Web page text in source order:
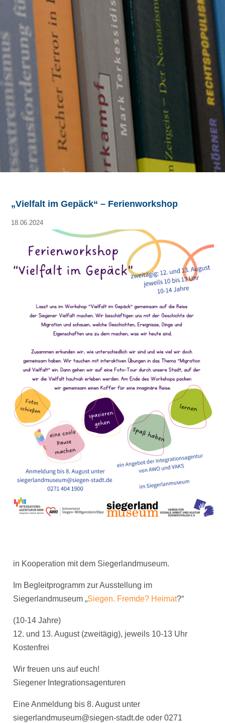
„Vielfalt im Gepäck“ – Ferienworkshop
18.06.2024
in Kooperation mit dem Siegerlandmuseum.
Im Begleitprogramm zur Ausstellung im
Siegerlandmuseum „Siegen. Fremde? Heimat?“
(10-14 Jahre)
12. und 13. August (zweitägig), jeweils 10-13 Uhr
Kostenfrei
Wir freuen uns auf euch!
Siegener Integrationsagenturen
Eine Anmeldung bis 8. August unter
siegerlandmuseum@siegen-stadt.de oder 0271